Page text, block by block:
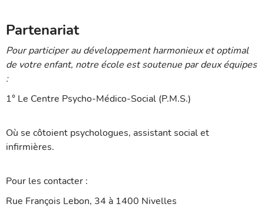
Partenariat
Pour participer au développement harmonieux et optimal
de votre enfant, notre école est soutenue par deux équipes
:
1° Le Centre Psycho-Médico-Social (P.M.S.)
Où se côtoient psychologues, assistant social et
infirmières.
Pour les contacter :
Rue François Lebon, 34 à 1400 Nivelles